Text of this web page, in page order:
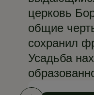
церковь
общие
сохранил
Усадьба